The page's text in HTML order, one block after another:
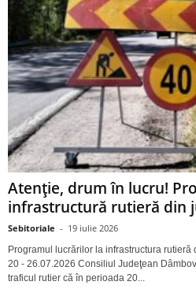
Atenție, drum în lucru!
infrastructură rutieră din
Sebitoriale - 19 iulie 2026
Programul lucrărilor la infrastructura
20 - 26.07.2026 Consiliul Judeţean
traficul rutier că în perioada 20...